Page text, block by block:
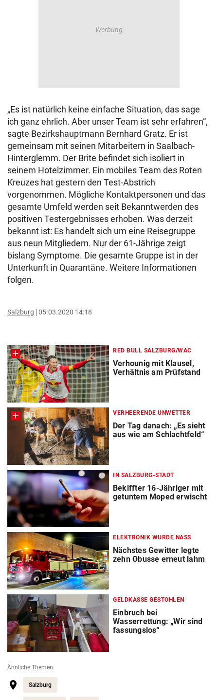
„Es ist natürlich keine einfache Situation, das sage
ich ganz ehrlich. Aber unser Team ist sehr erfahren“,
sagte Bezirkshauptmann Bernhard Gratz. Er ist
gemeinsam mit seinen Mitarbeitern in Saalbach-
Hinterglemm. Der Brite befindet sich isoliert in
seinem Hotelzimmer. Ein mobiles Team des Roten
Kreuzes hat gestern den Test-Abstrich
vorgenommen. Mögliche Kontaktpersonen und das
gesamte Umfeld werden seit Bekanntwerden des
positiven Testergebnisses erhoben. Was derzeit
bekannt ist: Es handelt sich um eine Reisegruppe
aus neun Mitgliedern. Nur der 61-Jährige zeigt
bislang Symptome. Die gesamte Gruppe ist in der
Unterkunft in Quarantäne. Weitere Informationen
folgen.
Salzburg 05.03.2020 14:18
RED BULL SALZBURG/WAC
Verhounig mit Klausel,
Verhältnis am Prüfstand
VERHEERENDE UNWETTER
Der Tag danach: „Es sieht
aus wie am Schlachtfeld“
IN SALZBURG-STADT
Bekiffter 16-Jähriger mit
getuntem Moped erwischt
ELEKTRONIK WURDE NASS
Nächstes Gewitter legte
zehn Obusse erneut lahm
GELDKASSE GESTOHLEN
Einbruch bei
Wasserrettung: „Wir sind
fassungslos“
Ähnliche Themen
Salzburg